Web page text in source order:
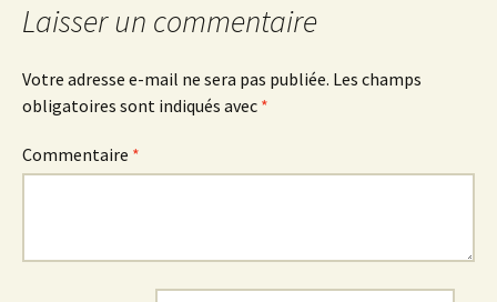
Laisser un commentaire
Votre adresse e-mail ne sera pas publiée. Les champs
obligatoires sont indiqués avec *
Commentaire *